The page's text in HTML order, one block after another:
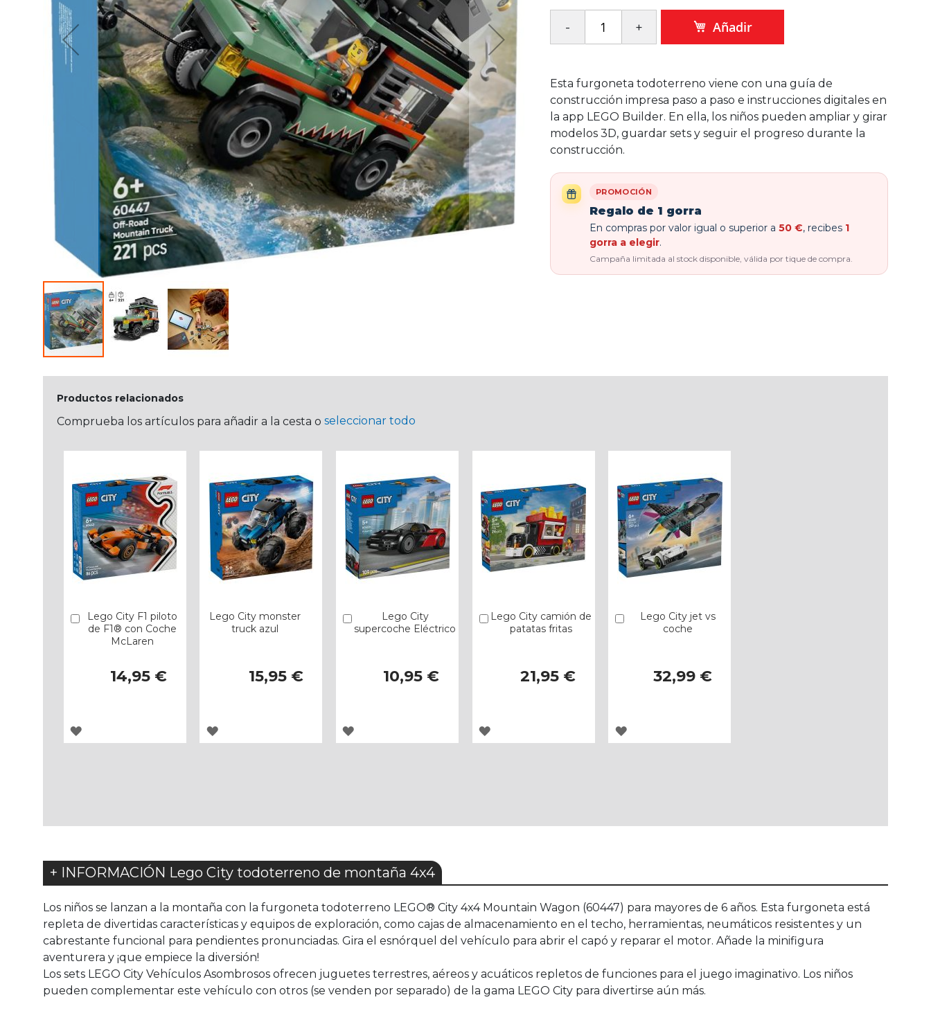
Añadir
Esta furgoneta todoterreno viene con una guía de
construcción impresa paso a paso e instrucciones digitales en
la app LEGO Builder. En ella, los niños pueden ampliar y girar
modelos 3D, guardar sets y seguir el progreso durante la
construcción.
PROMOCIÓN
Regalo de 1 gorra
En compras por valor igual o superior a 50 €, recibes 1
gorra a elegir.
Campaña limitada al stock disponible, válida por tique de compra.
Productos relacionados
Comprueba los artículos para añadir a la cesta o seleccionar todo
Lego City F1 piloto
de F1® con Coche
McLaren
14,95 €
Añadir
AGREGAR
Lego City monster
truck azul
15,95 €
AGREGAR
Lego City
supercoche Eléctrico
10,95 €
Añadir
AGREGAR
Lego City camión de
patatas fritas
21,95 €
Añadir
AGREGAR
Lego City jet vs
coche
32,99 €
Añadir
AGREGAR
+ INFORMACIÓN Lego City todoterreno de montaña 4x4
Los niños se lanzan a la montaña con la furgoneta todoterreno LEGO® City 4x4 Mountain Wagon (60447) para mayores de 6 años. Esta furgoneta está
repleta de divertidas características y equipos de exploración, como cajas de almacenamiento en el techo, herramientas, neumáticos resistentes y un
cabrestante funcional para pendientes pronunciadas. Gira el esnórquel del vehículo para abrir el capó y reparar el motor. Añade la minifigura
aventurera y ¡que empiece la diversión!
Los sets LEGO City Vehículos Asombrosos ofrecen juguetes terrestres, aéreos y acuáticos repletos de funciones para el juego imaginativo. Los niños
pueden complementar este vehículo con otros (se venden por separado) de la gama LEGO City para divertirse aún más.